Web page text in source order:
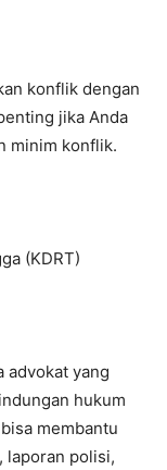
konflik dengan
jika Anda
minim konflik.
(KDRT)
advokat yang
hukum
membantu
laporan polisi,